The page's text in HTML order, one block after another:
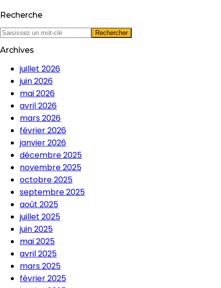
Recherche
Archives
juillet 2026
juin 2026
mai 2026
avril 2026
mars 2026
février 2026
janvier 2026
décembre 2025
novembre 2025
octobre 2025
septembre 2025
août 2025
juillet 2025
juin 2025
mai 2025
avril 2025
mars 2025
février 2025